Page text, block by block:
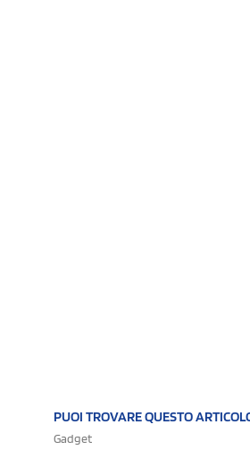
PUOI TROVARE QUESTO
Gadget